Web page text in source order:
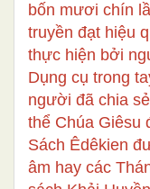
bốn mươi chín
truyền đạt hiệu
thực hiện bởi
Dụng cụ trong
người đã chia
thể Chúa Giêsu
Sách Êdêkien
âm hay các